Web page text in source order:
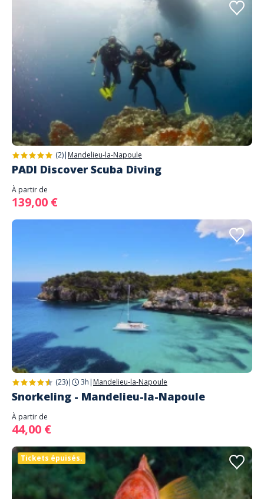
(2)| Mandelieu-la-Napoule
PADI Discover Scuba Diving
À partir de
139,00 €
(23)| 3h | Mandelieu-la-Napoule
Snorkeling - Mandelieu-la-Napoule
À partir de
44,00 €
Tickets épuisés.